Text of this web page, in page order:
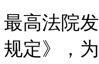
最高法院
规定》，